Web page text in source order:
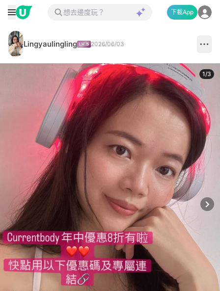
下載App
Lingyaulingling 2026/06/03
1/3